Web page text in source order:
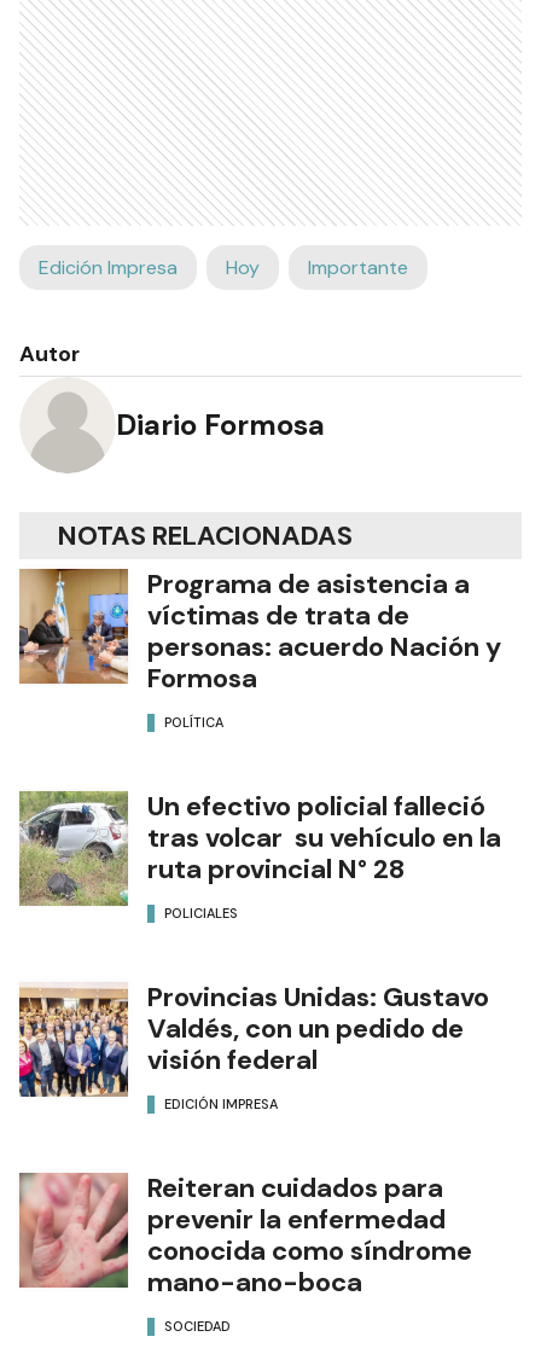
Edición Impresa Hoy Importante
Autor
Diario Formosa
NOTAS RELACIONADAS
Programa de asistencia a
víctimas de trata de
personas: acuerdo Nación y
Formosa
POLÍTICA
Un efectivo policial falleció
tras volcar su vehículo en la
ruta provincial N° 28
POLICIALES
Provincias Unidas: Gustavo
Valdés, con un pedido de
visión federal
EDICIÓN IMPRESA
Reiteran cuidados para
prevenir la enfermedad
conocida como síndrome
mano-ano-boca
SOCIEDAD